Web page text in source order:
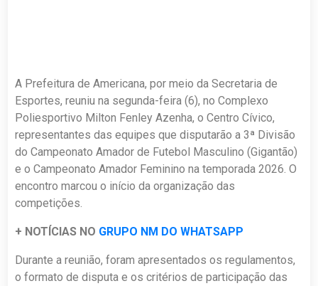
A Prefeitura de Americana, por meio da Secretaria de
Esportes, reuniu na segunda-feira (6), no Complexo
Poliesportivo Milton Fenley Azenha, o Centro Cívico,
representantes das equipes que disputarão a 3ª Divisão
do Campeonato Amador de Futebol Masculino (Gigantão)
e o Campeonato Amador Feminino na temporada 2026. O
encontro marcou o início da organização das
competições.
+ NOTÍCIAS NO GRUPO NM DO WHATSAPP
Durante a reunião, foram apresentados os regulamentos,
o formato de disputa e os critérios de participação das